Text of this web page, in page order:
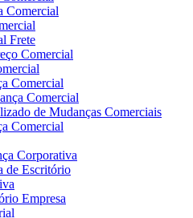
Comercial
Frete
Comercial
Comercial
Comercial
de Mudanças Comerciais
Comercial
Corporativa
de Escritório
Empresa